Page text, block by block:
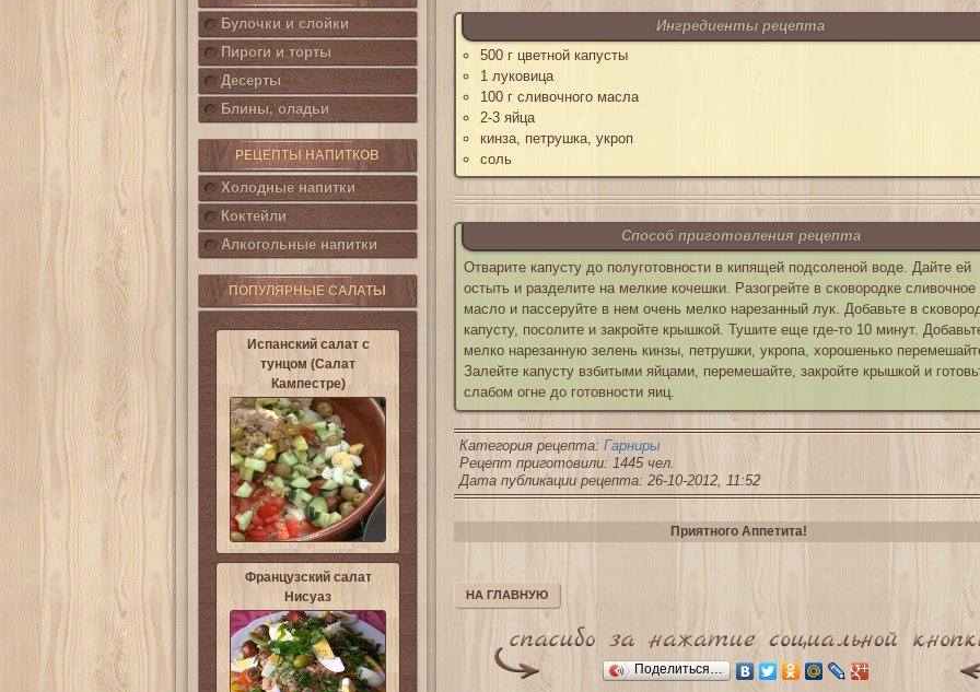
Булочки и слойки
Пироги и торты
Десерты
Блины, оладьи
РЕЦЕПТЫ НАПИТКОВ
Холодные напитки
Коктейли
Алкогольные напитки
ПОПУЛЯРНЫЕ САЛАТЫ
Испанский салат с
тунцом (Салат
Кампестре)
Французский салат
Нисуаз
Ингредиенты рецепта
500 г цветной капусты
1 луковица
100 г сливочного масла
2-3 яйца
кинза, петрушка, укроп
соль
Способ приготовления рецепта
Отварите капусту до полуготовности в кипящей подсоленой воде. Дайте ей
остыть и разделите на мелкие кочешки. Разогрейте в сковородке сливочное
масло и пассеруйте в нем очень мелко нарезанный лук. Добавьте в
капусту, посолите и закройте крышкой. Тушите еще где-то 10 минут.
мелко нарезанную зелень кинзы, петрушки, укропа, хорошенько
Залейте капусту взбитыми яйцами, перемешайте, закройте крышкой и
слабом огне до готовности яиц.
Категория рецепта: Гарниры
Рецепт приготовили: 1445 чел.
Дата публикации рецепта: 26-10-2012, 11:52
Приятного Аппетита!
НА ГЛАВНУЮ
Поделиться…